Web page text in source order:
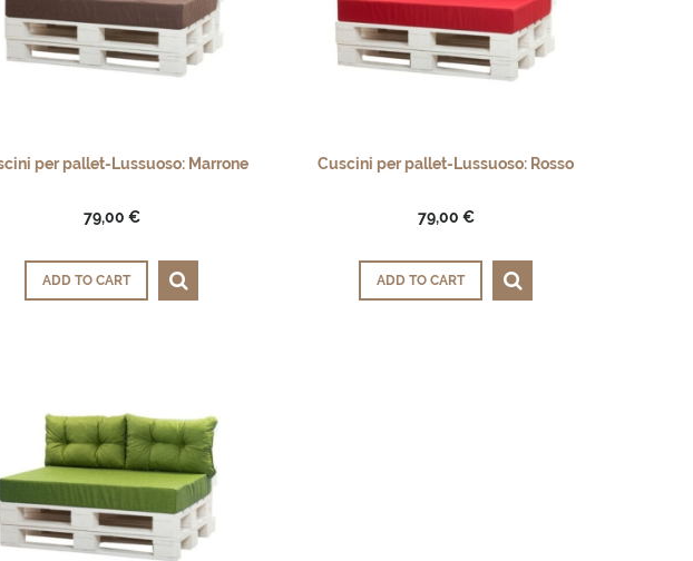
per pallet-Lussuoso: Marrone
79,00 €
ADD TO CART
Cuscini per pallet-Lussuoso: Rosso
79,00 €
ADD TO CART